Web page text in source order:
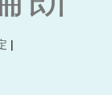
|